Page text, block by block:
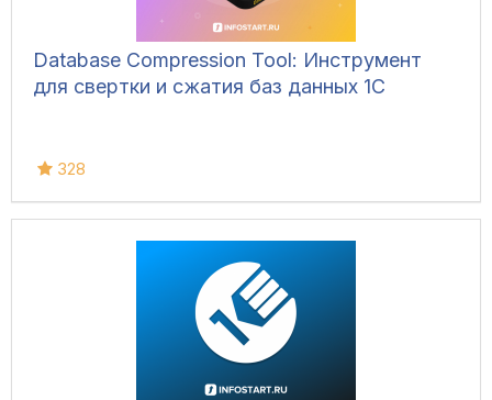
Database Compression Tool: Инструмент
для свертки и сжатия баз данных 1С
328